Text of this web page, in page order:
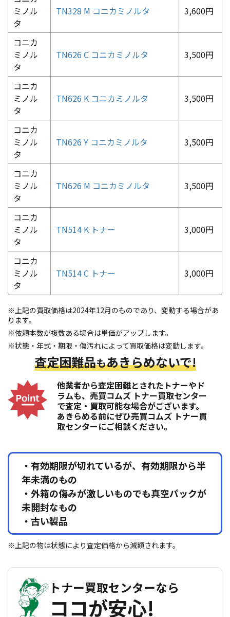
ミノル
タ
TN328 M コニカミノルタ 3,600円
コニカ
ミノル
タ
TN626 C コニカミノルタ 3,500円
コニカ
ミノル
タ
TN626 K コニカミノルタ 3,500円
コニカ
ミノル
タ
TN626 Y コニカミノルタ 3,500円
コニカ
ミノル
タ
TN626 M コニカミノルタ 3,500円
コニカ
ミノル
タ
TN514 K トナー 3,000円
コニカ
ミノル
タ
TN514 C トナー 3,000円
※上記の買取価格は2024年12月のものであり、変動する場合があ
ります。
※依頼本数が複数ある場合は単価がアップします。
※状態・年式・期限・傷汚れによって買取価格は変動します。
査定困難品もあきらめないで!
他業者から査定困難とされたトナーやド
ラムも、売買コムズ トナー買取センター
で査定・買取可能な場合がございます。
あきらめる前にぜひ売買コムズ トナー買
取センターにご相談ください。
・有効期限が切れているが、有効期限から半
年未満のもの
・外箱の傷みが激しいものでも真空パックが
未開封なもの
・古い製品
※上記の物は状態により査定価格から減額されます。
トナー買取センターなら
ココが安心!